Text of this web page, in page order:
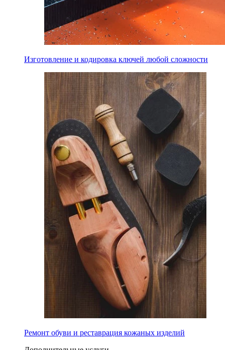
Изготовление и кодировка ключей любой сложности
Ремонт обуви и реставрация кожаных изделий